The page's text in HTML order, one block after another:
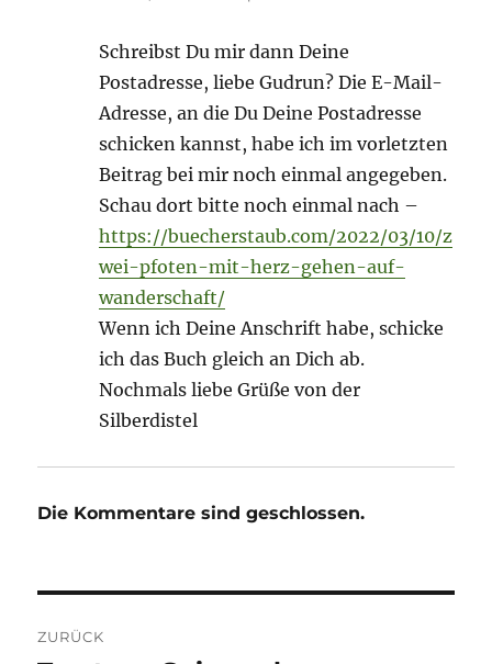
Schreibst Du mir dann Deine
Postadresse, liebe Gudrun? Die E-Mail-
Adresse, an die Du Deine Postadresse
schicken kannst, habe ich im vorletzten
Beitrag bei mir noch einmal angegeben.
Schau dort bitte noch einmal nach –
https://buecherstaub.com/2022/03/10/z
wei-pfoten-mit-herz-gehen-auf-
wanderschaft/
Wenn ich Deine Anschrift habe, schicke
ich das Buch gleich an Dich ab.
Nochmals liebe Grüße von der
Silberdistel
Die Kommentare sind geschlossen.
ZURÜCK